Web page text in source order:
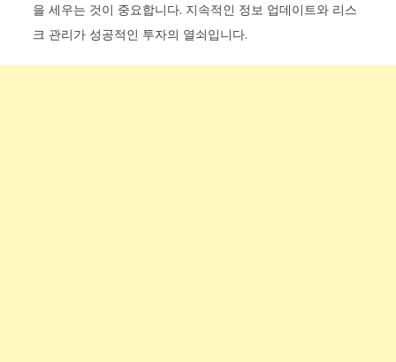
을 세우는 것이 중요합니다. 지속적인 정보 업데이트와 리스
크 관리가 성공적인 투자의 열쇠입니다.